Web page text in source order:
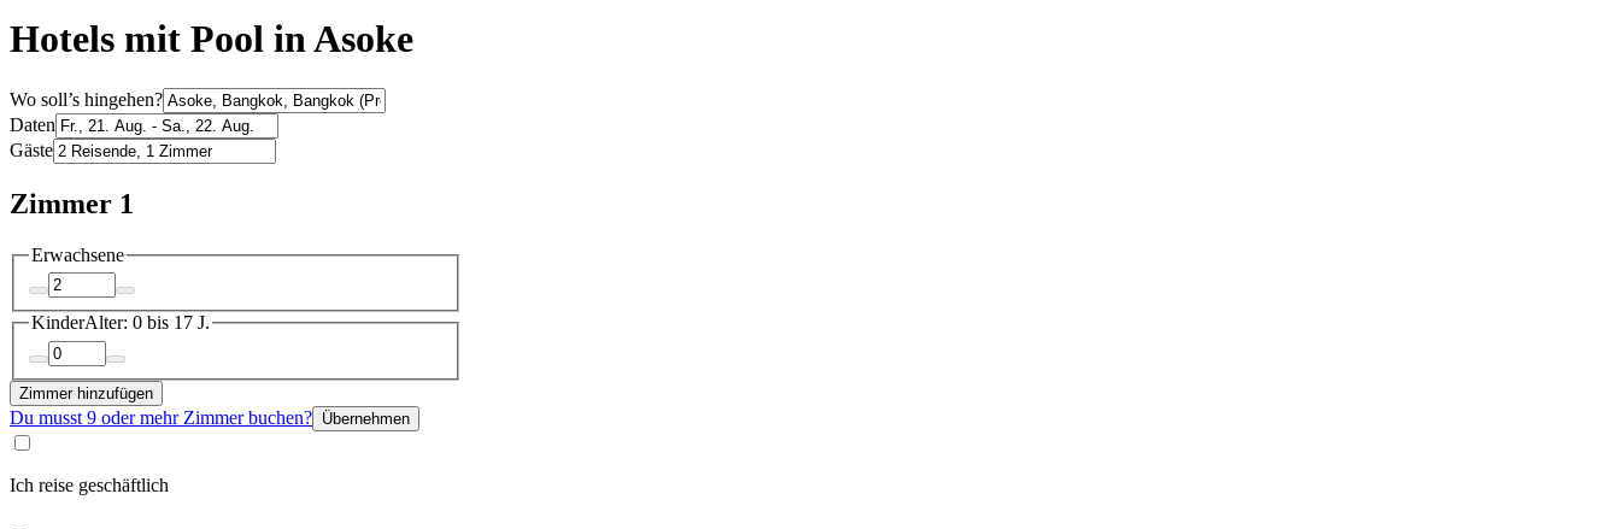
Hotels mit Pool in Asoke
Wo soll’s hingehen?
Daten
Gäste
Zimmer 1
Erwachsene
KinderAlter: 0 bis 17 J.
Zimmer hinzufügen
Du musst 9 oder mehr Zimmer buchen? Übernehmen
Ich reise geschäftlich